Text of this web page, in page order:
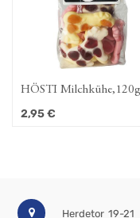
HÖSTI Milchkühe,120g
2,95€
Herdetor 19-21